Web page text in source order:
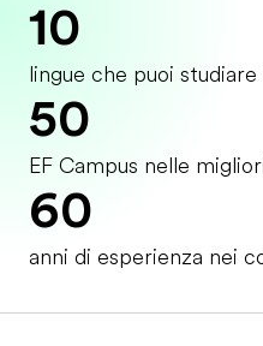
10
lingue che puoi studiare
50
EF Campus nelle
60
anni di esperienza nei